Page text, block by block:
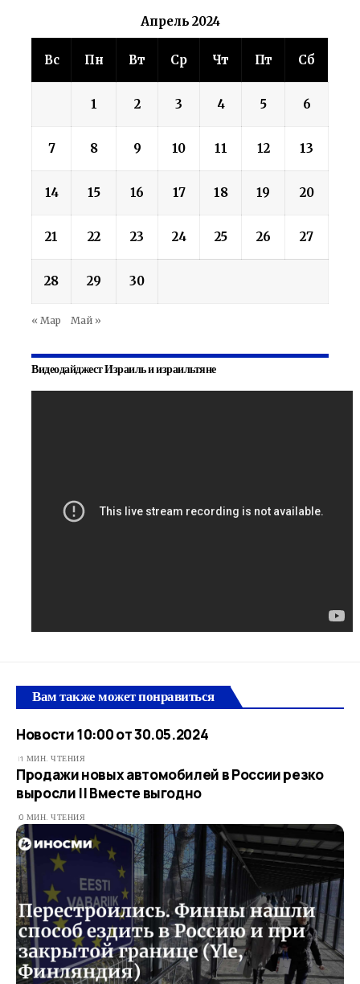
Апрель 2024
Вс Пн Вт Ср Чт Пт Сб
1 2 3 4 5 6
7 8 9 10 11 12 13
14 15 16 17 18 19 20
21 22 23 24 25 26 27
28 29 30
« Мар Май »
Видеодайджест Израиль и израильтяне
Вам также может понравиться
Новости 10:00 от 30.05.2024
1 МИН. ЧТЕНИЯ
Продажи новых автомобилей в России резко
выросли || Вместе выгодно
0 МИН. ЧТЕНИЯ